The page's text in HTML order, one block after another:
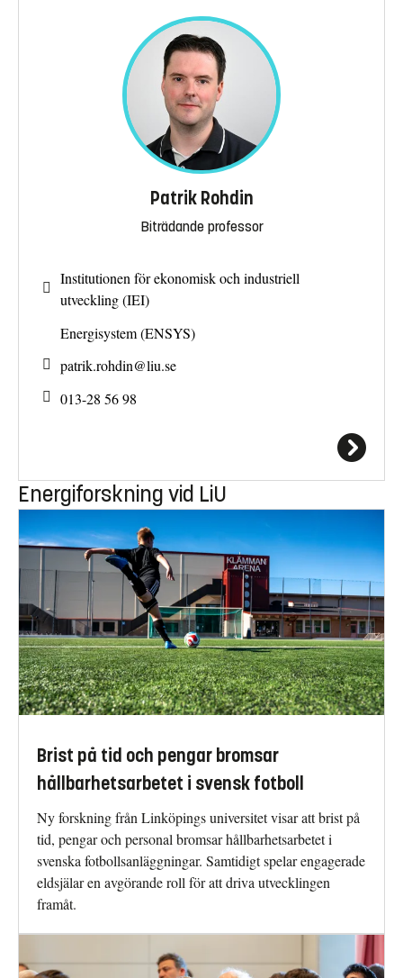
Patrik Rohdin
Biträdande professor
Institutionen för ekonomisk och industriell
utveckling (IEI)
Energisystem (ENSYS)
patrik.rohdin@liu.se
013-28 56 98
Energiforskning vid LiU
Brist på tid och pengar bromsar
hållbarhetsarbetet i svensk fotboll
Ny forskning från Linköpings universitet visar att brist på
tid, pengar och personal bromsar hållbarhetsarbetet i
svenska fotbollsanläggningar. Samtidigt spelar engagerade
eldsjälar en avgörande roll för att driva utvecklingen
framåt.